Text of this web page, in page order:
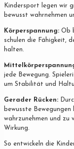
Kindersport legen wir
bewusst wahrnehmen
Körperspannung: Ob
schulen die Fähigkeit,
halten.
jede Bewegung.
um Stabilität und
Gerader Rücken:
bewusste
wahrzunehmen und zu
Wirkung.
So entwickeln die